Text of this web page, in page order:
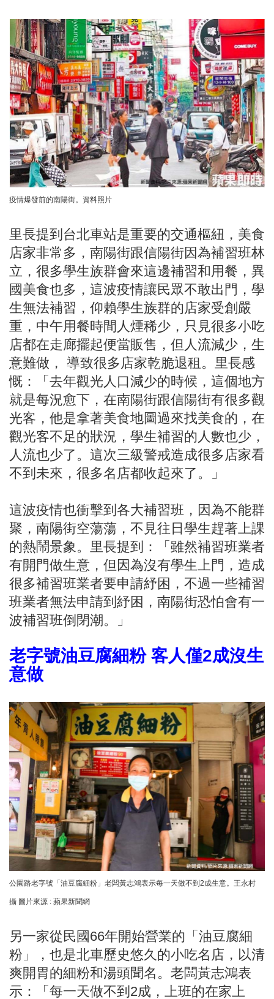
疫情爆發前的南陽街。資料照片
里長提到台北車站是重要的交通樞紐，美食
店家非常多，南陽街跟信陽街因為補習班林
立，很多學生族群會來這邊補習和用餐，異
國美食也多，這波疫情讓民眾不敢出門，學
生無法補習，仰賴學生族群的店家受創嚴
重，中午用餐時間人煙稀少，只見很多小吃
店都在走廊擺起便當販售，但人流減少，生
意難做， 導致很多店家乾脆退租。里長感
慨：「去年觀光人口減少的時候，這個地方
就是每況愈下，在南陽街跟信陽街有很多觀
光客，他是拿著美食地圖過來找美食的，在
觀光客不足的狀況，學生補習的人數也少，
人流也少了。這次三級警戒造成很多店家看
不到未來，很多名店都收起來了。」
這波疫情也衝擊到各大補習班，因為不能群
聚，南陽街空蕩蕩，不見往日學生趕著上課
的熱鬧景象。里長提到：「雖然補習班業者
有開門做生意，但因為沒有學生上門，造成
很多補習班業者要申請紓困，不過一些補習
班業者無法申請到紓困，南陽街恐怕會有一
波補習班倒閉潮。」
老字號油豆腐細粉 客人僅2成沒生
意做
公園路老字號「油豆腐細粉」老闆黃志鴻表示每一天做不到2成生意。王永村
攝 圖片來源 : 蘋果新聞網
另一家從民國66年開始營業的「油豆腐細
粉」，也是北車歷史悠久的小吃名店，以清
爽開胃的細粉和湯頭聞名。老闆黃志鴻表
示：「每一天做不到2成，上班的在家上